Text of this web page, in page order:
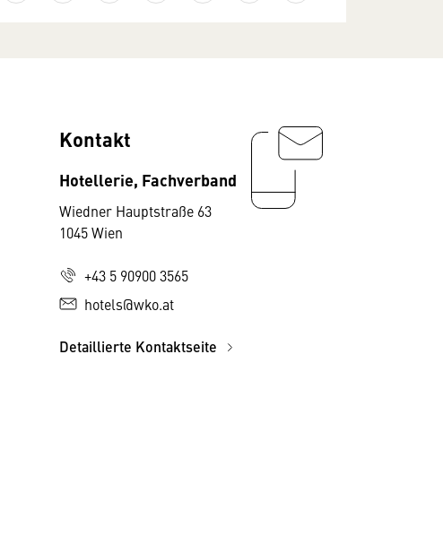
Kontakt
Hotellerie, Fachverband
Wiedner Hauptstraße 63
1045 Wien
+43 5 90900 3565
hotels@wko.at
Detaillierte Kontaktseite